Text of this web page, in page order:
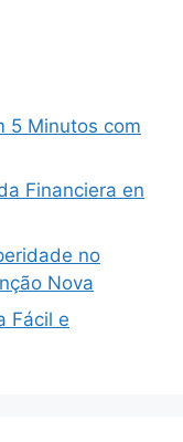
5 Minutos com
Financiera en
no
Nova
Fácil e